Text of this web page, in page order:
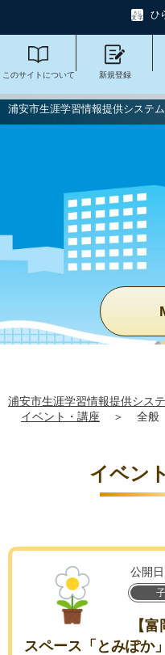
ひ
このサイトについて 新規登録
浦安市生涯学習情報提供システ
浦安市生涯学習情報提供シス
イベント・講座
＞ 全般
イベン
公開
【
スペース「とみぽか」